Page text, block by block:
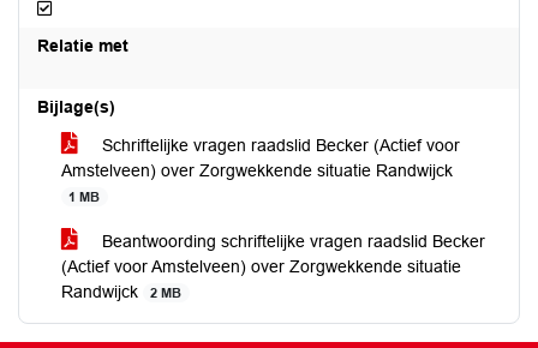
Afgedaan
Relatie met
Bijlage(s)
Schriftelijke vragen raadslid Becker (Actief voor
Amstelveen) over Zorgwekkende situatie Randwijck
1 MB
Beantwoording schriftelijke vragen raadslid Becker
(Actief voor Amstelveen) over Zorgwekkende situatie
Randwijck
2 MB